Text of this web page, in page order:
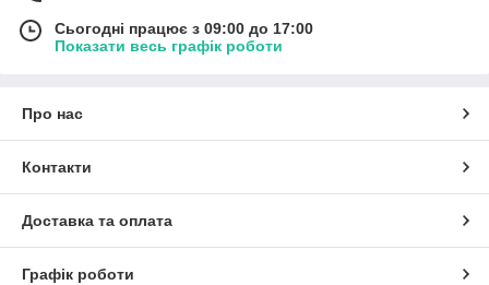
Сьогодні працює з 09:00 до 17:00
Показати весь графік роботи
Про нас
Контакти
Доставка та оплата
Графік роботи